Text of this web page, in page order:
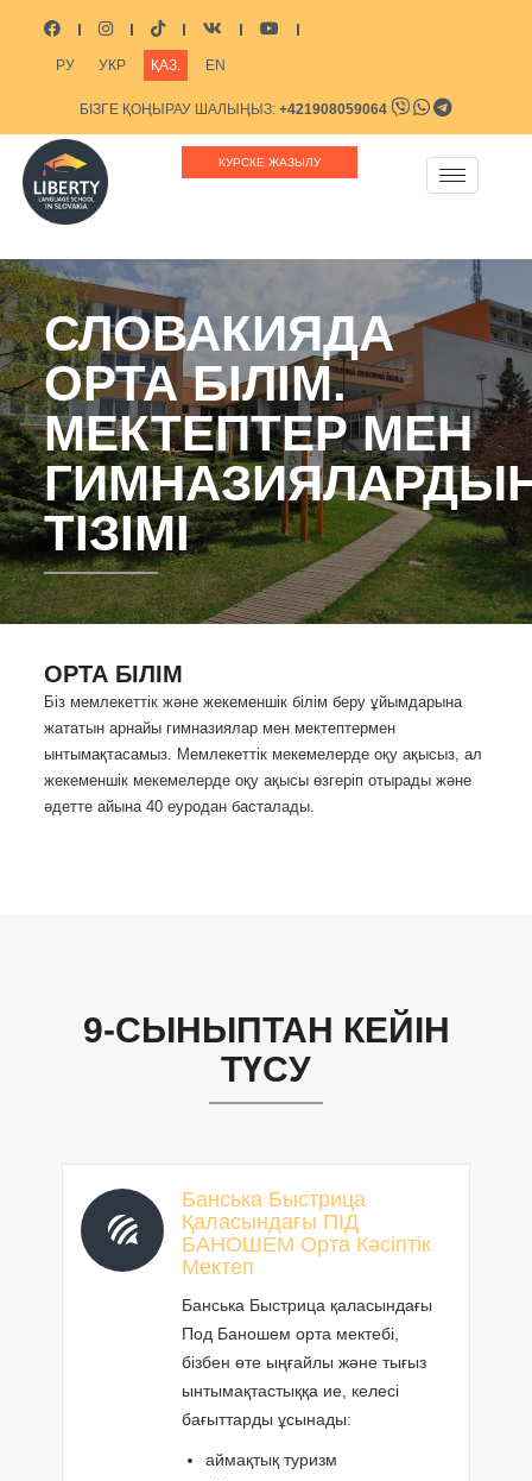
РУ УКР ҚАЗ. EN
БІЗГЕ ҚОҢЫРАУ ШАЛЫҢЫЗ: +421908059064
БІЗГЕ ЖАЗЫҢЫЗ:INFO@LIBERTYSCHOOL.EU
КУРСКЕ ЖАЗЫЛУ
СЛОВАКИЯДА
ОРТА БІЛІМ.
МЕКТЕПТЕР МЕН
ТІЗІМІ
ОРТА БІЛІМ
Біз мемлекеттік және жекеменшік білім беру ұйымдарына
жататын арнайы гимназиялар мен мектептермен
ынтымақтасамыз. Мемлекеттік мекемелерде оқу ақысыз, ал
жекеменшік мекемелерде оқу ақысы өзгеріп отырады және
әдетте айына 40 еуродан басталады.
9-СЫНЫПТАН КЕЙІН
ТҮСУ
Банська Быстрица
Қаласындағы ПІД
БАНОШЕМ Орта Кәсіптік
Мектеп
Банська Быстрица қаласындағы
Под Баношем орта мектебі,
бізбен өте ыңғайлы және тығыз
ынтымақтастыққа ие, келесі
бағыттарды ұсынады:
аймақтық туризм